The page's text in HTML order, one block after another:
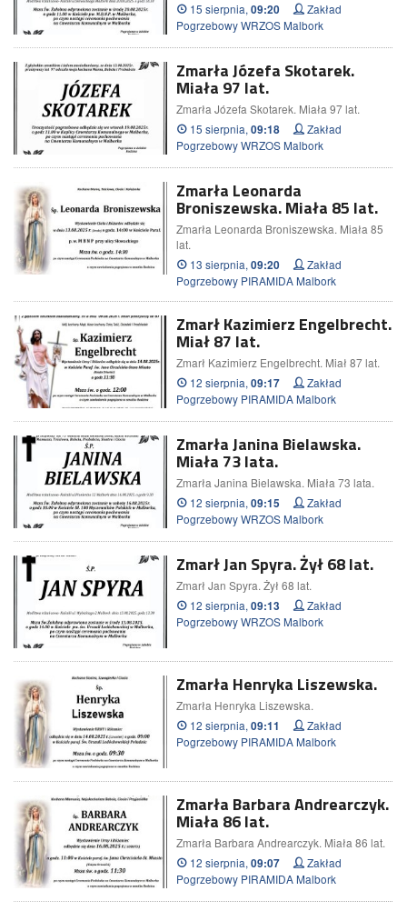
15 sierpnia, 09:20
Zakład
Pogrzebowy WRZOS Malbork
Zmarła Józefa Skotarek.
Miała 97 lat.
Zmarła Józefa Skotarek. Miała 97 lat.
15 sierpnia, 09:18
Zakład
Pogrzebowy WRZOS Malbork
Zmarła Leonarda
Broniszewska. Miała 85 lat.
Zmarła Leonarda Broniszewska. Miała 85
lat.
13 sierpnia, 09:20
Zakład
Pogrzebowy PIRAMIDA Malbork
Zmarł Kazimierz Engelbrecht.
Miał 87 lat.
Zmarł Kazimierz Engelbrecht. Miał 87 lat.
12 sierpnia, 09:17
Zakład
Pogrzebowy PIRAMIDA Malbork
Zmarła Janina Bielawska.
Miała 73 lata.
Zmarła Janina Bielawska. Miała 73 lata.
12 sierpnia, 09:15
Zakład
Pogrzebowy WRZOS Malbork
Zmarł Jan Spyra. Żył 68 lat.
Zmarł Jan Spyra. Żył 68 lat.
12 sierpnia, 09:13
Zakład
Pogrzebowy WRZOS Malbork
Zmarła Henryka Liszewska.
Zmarła Henryka Liszewska.
12 sierpnia, 09:11
Zakład
Pogrzebowy PIRAMIDA Malbork
Zmarła Barbara Andrearczyk.
Miała 86 lat.
Zmarła Barbara Andrearczyk. Miała 86 lat.
12 sierpnia, 09:07
Zakład
Pogrzebowy PIRAMIDA Malbork